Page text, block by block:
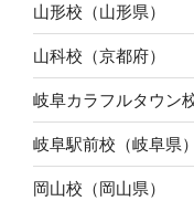
山形校（山形県）
山科校（京都府）
岐阜カラフルタウン
岐阜駅前校（岐阜県）
岡山校（岡山県）